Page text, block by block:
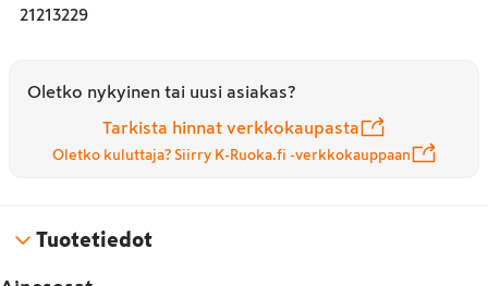
21213229
Oletko nykyinen tai uusi asiakas?
Tarkista hinnat verkkokaupasta
Oletko kuluttaja? Siirry K-Ruoka.fi -verkkokauppaan
Tuotetiedot